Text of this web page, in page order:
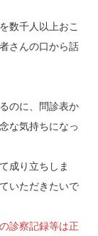
数千人以上おこ
さんの口から話
のに、問診表か
な気持ちになっ
成り立ちしま
いただきたいで
診察記録等は正